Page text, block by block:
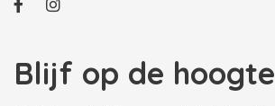
Blijf op de hoogte